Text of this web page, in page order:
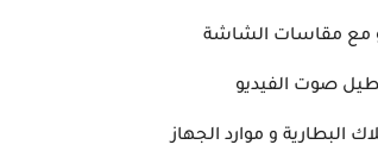
مع مقاسات الشاشة
صوت الفيديو
البطارية و موارد الجهاز